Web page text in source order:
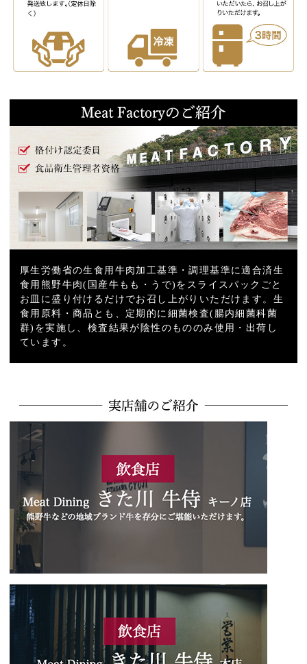
厚生労働省の生食用牛肉加工基準・調理基準に適合済生
食用熊野牛肉(国産牛もも・うで)をスライスパックごと
お皿に盛り付けるだけでお召し上がりいただけます。生
食用原料・商品とも、定期的に細菌検査(腸内細菌科菌
群)を実施し、検査結果が陰性のもののみ使用・出荷し
ています。